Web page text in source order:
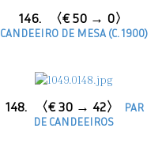
146. 〈€ 50 → 0〉
CANDEEIRO DE MESA (C. 1900)
148. 〈€ 30 → 42〉
PAR
DE CANDEEIROS